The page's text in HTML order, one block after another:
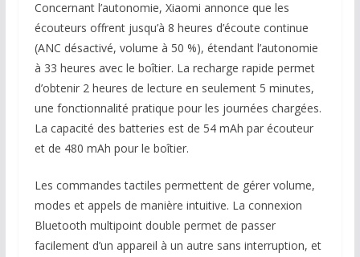
Concernant l’autonomie, Xiaomi annonce que les
écouteurs offrent jusqu’à 8 heures d’écoute continue
(ANC désactivé, volume à 50 %), étendant l’autonomie
à 33 heures avec le boîtier. La recharge rapide permet
d’obtenir 2 heures de lecture en seulement 5 minutes,
une fonctionnalité pratique pour les journées chargées.
La capacité des batteries est de 54 mAh par écouteur
et de 480 mAh pour le boîtier.
Les commandes tactiles permettent de gérer volume,
modes et appels de manière intuitive. La connexion
Bluetooth multipoint double permet de passer
facilement d’un appareil à un autre sans interruption, et